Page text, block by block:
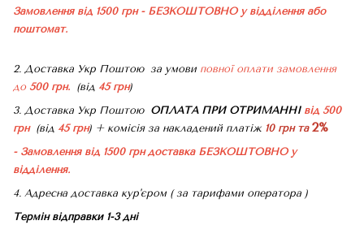
Замовлення від 1500 грн - БЕЗКОШТОВНО у відділення або
поштомат.
2. Доставка Укр Поштою за умови повної оплати замовлення
до 500 грн. (від 45 грн)
3. Доставка Укр ПоштоюОПЛАТА ПРИ ОТРИМАННІ від 500
грн (від 45 грн) + комісія за накладений платіж 10 грн та 2%
- Замовлення від 1500 грн доставка БЕЗКОШТОВНО у
відділення.
4. Адресна доставка кур'єром ( за тарифами оператора )
Термін відправки 1-3 дні